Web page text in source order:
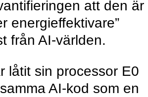
att den är
energi­effektivare”
från AI-världen.
låtit sin processor E0
AI-kod som en